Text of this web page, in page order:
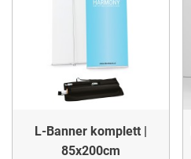
L-Banner komplett |
85x200cm